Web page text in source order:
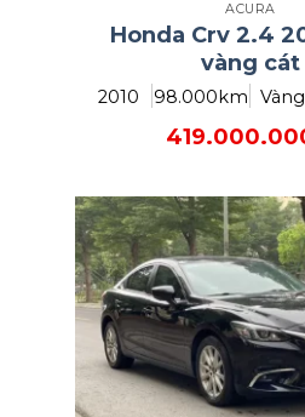
ACURA
Honda Crv 2.4
vàng cát
2010 98.000km Vàng